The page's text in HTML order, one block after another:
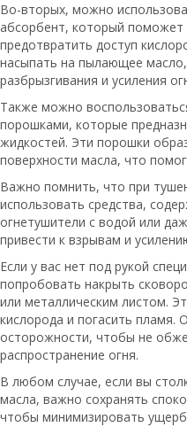
Во-вторых, можно
абсорбент, который поможет
предотвратить доступ
насыпать на пылающее
разбрызгивания и усиления
Также можно
порошками, которые
жидкостей. Эти порошки
поверхности масла, что
Важно помнить, что при
использовать средства,
огнетушители с водой или
привести к взрывам и
Если у вас нет под рукой
попробовать накрыть
или металлическим листом.
кислорода и погасить пламя.
осторожности, чтобы не
распространение огня.
В любом случае, если вы
масла, важно сохранять
чтобы минимизировать